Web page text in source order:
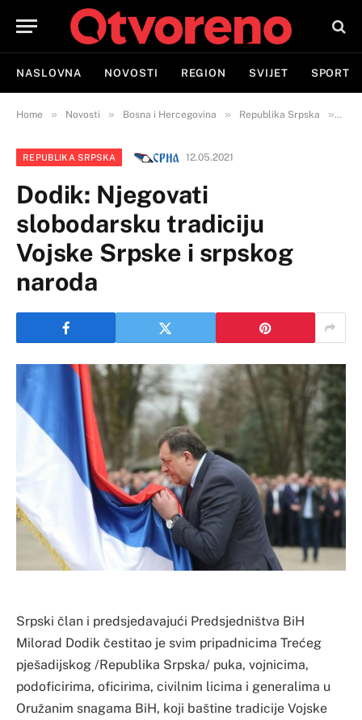
NASLOVNA NOVOSTI REGION SVIJET SPORT
Home » Novosti » Bosna i Hercegovina » Republika Srpska »
REPUBLIKA SRPSKA 12.05.2021
Dodik: Njegovati
slobodarsku tradiciju
Vojske Srpske i srpskog
naroda
Srpski član i predsjedavajući Predsjedništva BiH
Milorad Dodik čestitao je svim pripadnicima Trećeg
pješadijskog /Republika Srpska/ puka, vojnicima,
podoficirima, oficirima, civilnim licima i generalima u
Oružanim snagama BiH, koji baštine tradicije Vojske